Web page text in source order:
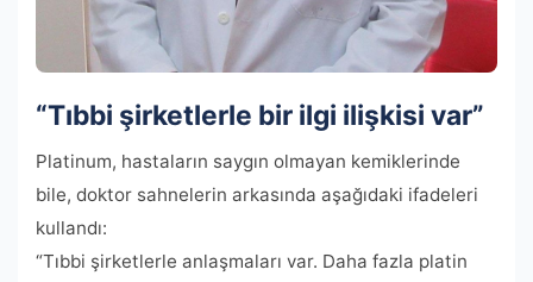
“Tıbbi şirketlerle bir ilgi ilişkisi var”
Platinum, hastaların saygın olmayan kemiklerinde
bile, doktor sahnelerin arkasında aşağıdaki ifadeleri
kullandı:
“Tıbbi şirketlerle anlaşmaları var. Daha fazla platin